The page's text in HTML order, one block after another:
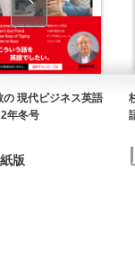
の 現代ビジネス英語
冬号
紙版